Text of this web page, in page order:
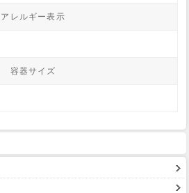
アレルギー表示
容器サイズ